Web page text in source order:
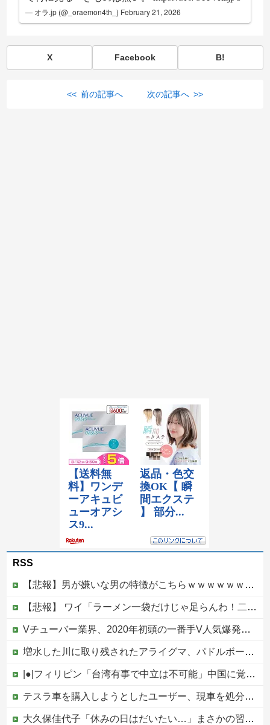
— オラ.jp (@_oraemon4th_) February 21, 2026
X Facebook B!
<< 前の記事へ 次の記事へ >>
RSS
【悲報】男が嫌いな男の特徴がこちらｗｗｗｗｗｗｗｗｗｗ
【悲報】 ワイ「ラーメン一袋だけじゃ足らんわ！二袋作ったろ！」→結果ｗｗｗ
Vチューバー業界、2020年初頭の一番手V人気爆発から何も変わらない……
増水した川に取り残されたアライグマ、パドルボードで救助されて人の脚の下に潜り込む【海外の反応】
|●|フィリピン「台湾有事で中立は不可能」中国に覚悟表明
テスラ車を購入しようとしたユーザー、現車を処分して代金を支払い、平日の納車日に予定を合わせた結果……
大久保佳代子「休みの日はだいたい…」まさかの習慣を暴露ｗｗｗ